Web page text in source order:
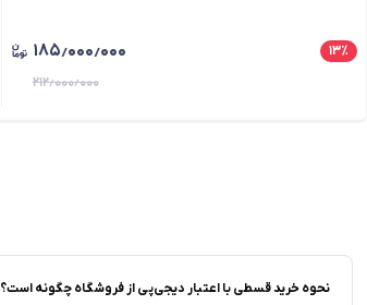
۱۳٪ ۱۸۵٫۰۰۰٫۰۰۰
۲۱۲٫۰۰۰٫۰۰۰
نحوه خرید قسطی با اعتبار دیجی‌پی از فروشگاه‌ چگونه است؟